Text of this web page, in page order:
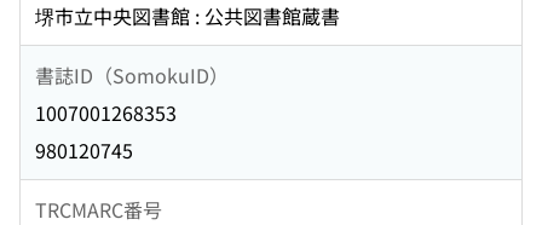
堺市立中央図書館 : 公共図書館蔵書
書誌ID（SomokuID）
1007001268353
980120745
TRCMARC番号